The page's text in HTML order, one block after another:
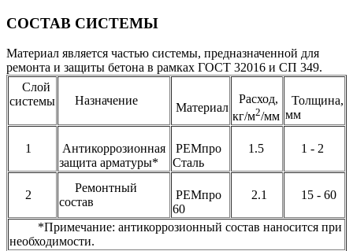
СОСТАВ СИСТЕМЫ
Материал является частью системы, предназначенной для
ремонта и защиты бетона в рамках ГОСТ 32016 и СП 349.
Слой
системы
Назначение
Материал
Расход,
кг/м2/мм
Толщина,
мм
1
Антикоррозионная
защита арматуры*
РЕМпро
Сталь
1.5 1 - 2
2
Ремонтный
состав
РЕМпро
60
2.1 15 - 60
*Примечание: антикоррозионный состав наносится при
необходимости.